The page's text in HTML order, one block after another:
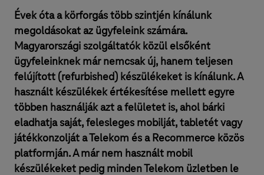
Évek óta a körforgás több szintjén kínálunk
megoldásokat az ügyfeleink számára.
Magyarországi szolgáltatók közül elsőként
ügyfeleinknek már nemcsak új, hanem teljesen
felújított (refurbished) készülékeket is kínálunk. A
használt készülékek értékesítése mellett egyre
többen használják azt a felületet is, ahol bárki
eladhatja saját, felesleges mobilját, tabletét vagy
játékkonzolját a Telekom és a Recommerce közös
platformján. A már nem használt mobil
készülékeket pedig minden Telekom üzletben le